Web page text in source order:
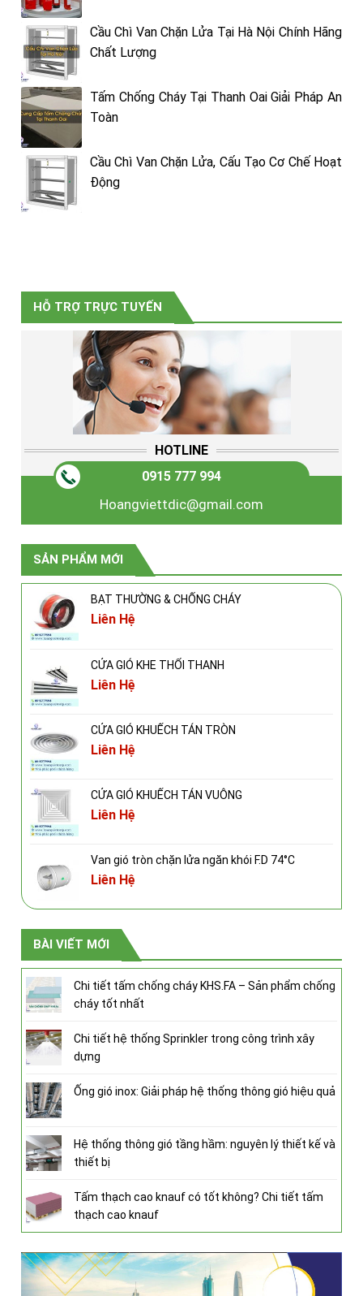
Cầu Chì Van Chặn Lửa Tại Hà Nội Chính Hãng
Chất Lượng
Tấm Chống Cháy Tại Thanh Oai Giải Pháp An
Toàn
Cầu Chì Van Chặn Lửa, Cấu Tạo Cơ Chế Hoạt
Động
HỖ TRỢ TRỰC TUYẾN
HOTLINE
0915 777 994
Hoangviettdic@gmail.com
SẢN PHẨM MỚI
BẠT THƯỜNG & CHỐNG CHÁY
Liên Hệ
CỬA GIÓ KHE THỔI THANH
Liên Hệ
CỬA GIÓ KHUẾCH TÁN TRÒN
Liên Hệ
CỬA GIÓ KHUẾCH TÁN VUÔNG
Liên Hệ
Van gió tròn chặn lửa ngăn khói F.D 74°C
Liên Hệ
BÀI VIẾT MỚI
Chi tiết tấm chống cháy KHS.FA – Sản phẩm chống
cháy tốt nhất
Chi tiết hệ thống Sprinkler trong công trình xây
dựng
Ống gió inox: Giải pháp hệ thống thông gió hiệu quả
Hệ thống thông gió tầng hầm: nguyên lý thiết kế và
thiết bị
Tấm thạch cao knauf có tốt không? Chi tiết tấm
thạch cao knauf